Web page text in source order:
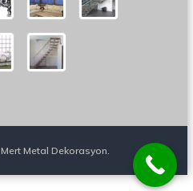
Mert Metal Dekorasyon.